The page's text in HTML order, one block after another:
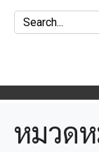
หมวด